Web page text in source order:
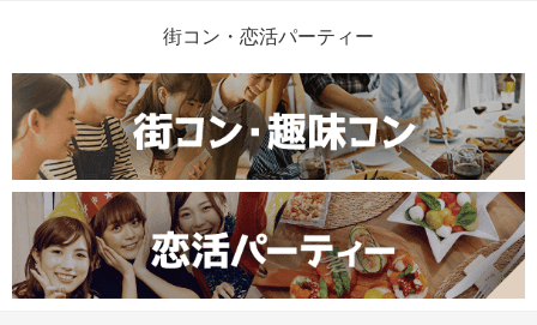
街コン・恋活パーティー